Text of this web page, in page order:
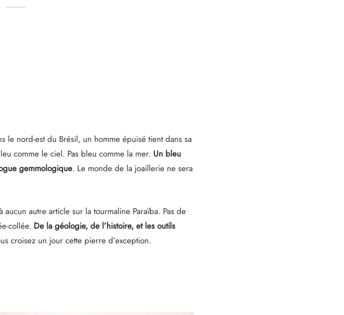
le nord-est du Brésil, un homme épuisé tient dans sa
comme le ciel. Pas bleu comme la mer. Un bleu
gemmologique. Le monde de la joaillerie ne sera
autre article sur la tourmaline Paraïba. Pas de
collée. De la géologie, de l’histoire, et les outils
croisez un jour cette pierre d’exception.